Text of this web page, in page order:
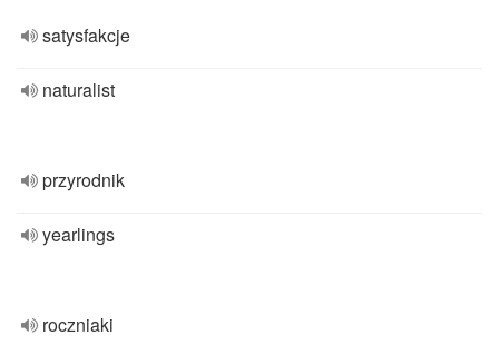
satysfakcje
naturalist
przyrodnik
yearlings
roczniaki